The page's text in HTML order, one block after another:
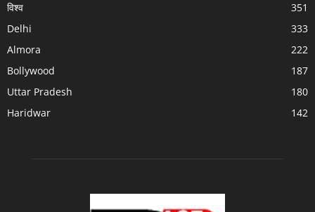
विश्व
351
Delhi
333
Almora
222
Bollywood
187
Uttar Pradesh
180
Haridwar
142